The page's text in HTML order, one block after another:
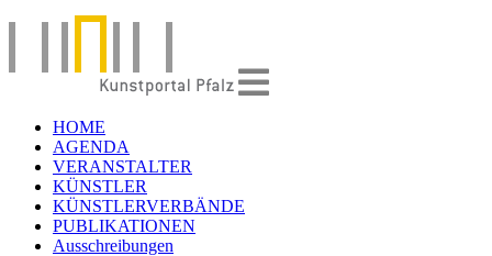
HOME
AGENDA
VERANSTALTER
KÜNSTLER
KÜNSTLERVERBÄNDE
PUBLIKATIONEN
Ausschreibungen